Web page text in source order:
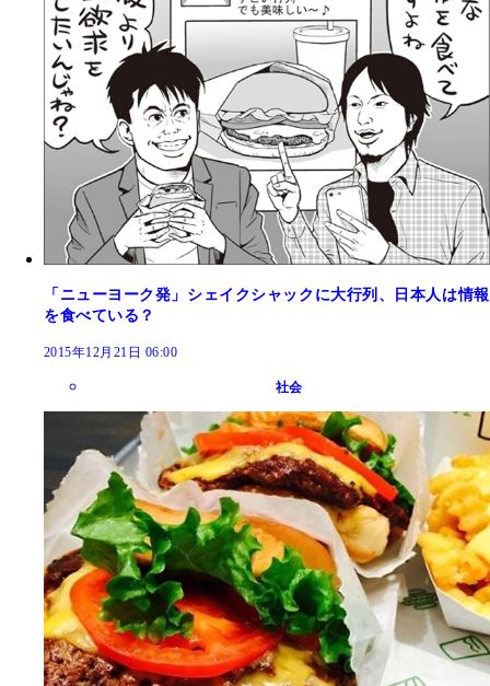
「ニューヨーク発」シェイクシャックに大行列、日本人は情報
を食べている？
2015年12月21日 06:00
社会